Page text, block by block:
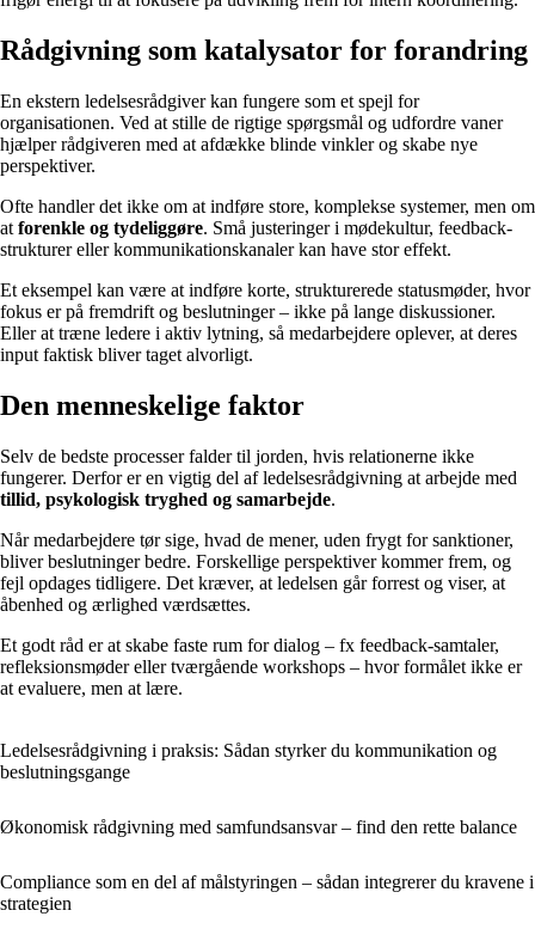
Rådgivning som katalysator for forandring
En ekstern ledelsesrådgiver kan fungere som et spejl for
organisationen. Ved at stille de rigtige spørgsmål og udfordre vaner
hjælper rådgiveren med at afdække blinde vinkler og skabe nye
perspektiver.
Ofte handler det ikke om at indføre store, komplekse systemer, men om
at forenkle og tydeliggøre. Små justeringer i mødekultur, feedback-
strukturer eller kommunikationskanaler kan have stor effekt.
Et eksempel kan være at indføre korte, strukturerede statusmøder, hvor
fokus er på fremdrift og beslutninger – ikke på lange diskussioner.
Eller at træne ledere i aktiv lytning, så medarbejdere oplever, at deres
input faktisk bliver taget alvorligt.
Den menneskelige faktor
Selv de bedste processer falder til jorden, hvis relationerne ikke
fungerer. Derfor er en vigtig del af ledelsesrådgivning at arbejde med
tillid, psykologisk tryghed og samarbejde.
Når medarbejdere tør sige, hvad de mener, uden frygt for sanktioner,
bliver beslutninger bedre. Forskellige perspektiver kommer frem, og
fejl opdages tidligere. Det kræver, at ledelsen går forrest og viser, at
åbenhed og ærlighed værdsættes.
Et godt råd er at skabe faste rum for dialog – fx feedback-samtaler,
refleksionsmøder eller tværgående workshops – hvor formålet ikke er
at evaluere, men at lære.
Ledelsesrådgivning i praksis: Sådan styrker du kommunikation og
beslutningsgange
Økonomisk rådgivning med samfundsansvar – find den rette balance
Compliance som en del af målstyringen – sådan integrerer du kravene i
strategien